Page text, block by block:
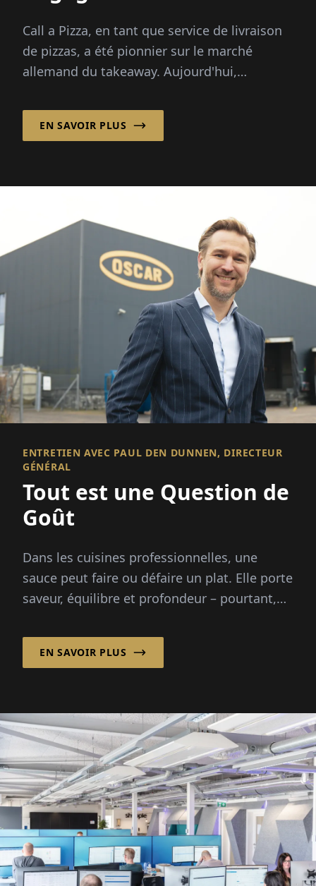
Call a Pizza, en tant que service de livraison
de pizzas, a été pionnier sur le marché
allemand du takeaway. Aujourd'hui,
franchise solide, ...
EN SAVOIR PLUS
ENTRETIEN AVEC PAUL DEN DUNNEN, DIRECTEUR
GÉNÉRAL
Tout est une Question de
Goût
Dans les cuisines professionnelles, une
sauce peut faire ou défaire un plat. Elle porte
saveur, équilibre et profondeur – pourtant,
des heures...
EN SAVOIR PLUS